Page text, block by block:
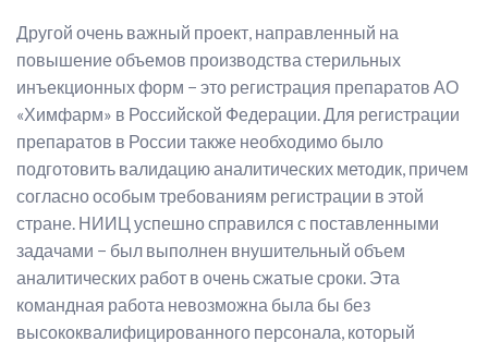
Другой очень важный проект, направленный на
повышение объемов производства стерильных
инъекционных форм − это регистрация препаратов АО
«Химфарм» в Российской Федерации. Для регистрации
препаратов в России также необходимо было
подготовить валидацию аналитических методик, причем
согласно особым требованиям регистрации в этой
стране. НИИЦ успешно справился с поставленными
задачами − был выполнен внушительный объем
аналитических работ в очень сжатые сроки. Эта
командная работа невозможна была бы без
высококвалифицированного персонала, который